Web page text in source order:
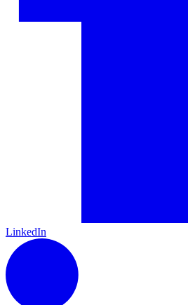
LinkedIn